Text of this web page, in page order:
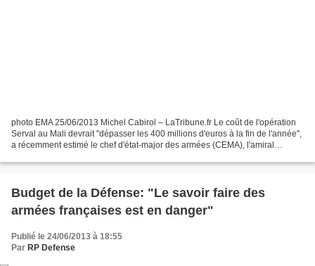
photo EMA 25/06/2013 Michel Cabirol – LaTribune.fr Le coût de l'opération
Serval au Mali devrait "dépasser les 400 millions d'euros à la fin de l'année",
a récemment estimé le chef d'état-major des armées (CEMA), l'amiral
Budget de la Défense: "Le savoir faire des
armées françaises est en danger"
Publié le 24/06/2013 à 18:55
Par RP Defense